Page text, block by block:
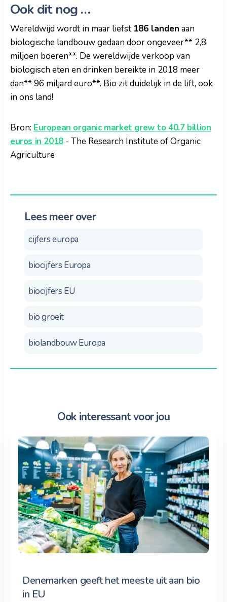
Ook dit nog …
Wereldwijd wordt in maar liefst 186 landen aan
biologische landbouw gedaan door ongeveer** 2,8
miljoen boeren**. De wereldwijde verkoop van
biologisch eten en drinken bereikte in 2018 meer
dan** 96 miljard euro**. Bio zit duidelijk in de lift, ook
in ons land!
Bron: European organic market grew to 40.7 billion
euros in 2018- The Research Institute of Organic
Agriculture
Lees meer over
cijfers europa
biocijfers Europa
biocijfers EU
bio groeit
biolandbouw Europa
Ook interessant voor jou
Denemarken geeft het meeste uit aan bio
in EU